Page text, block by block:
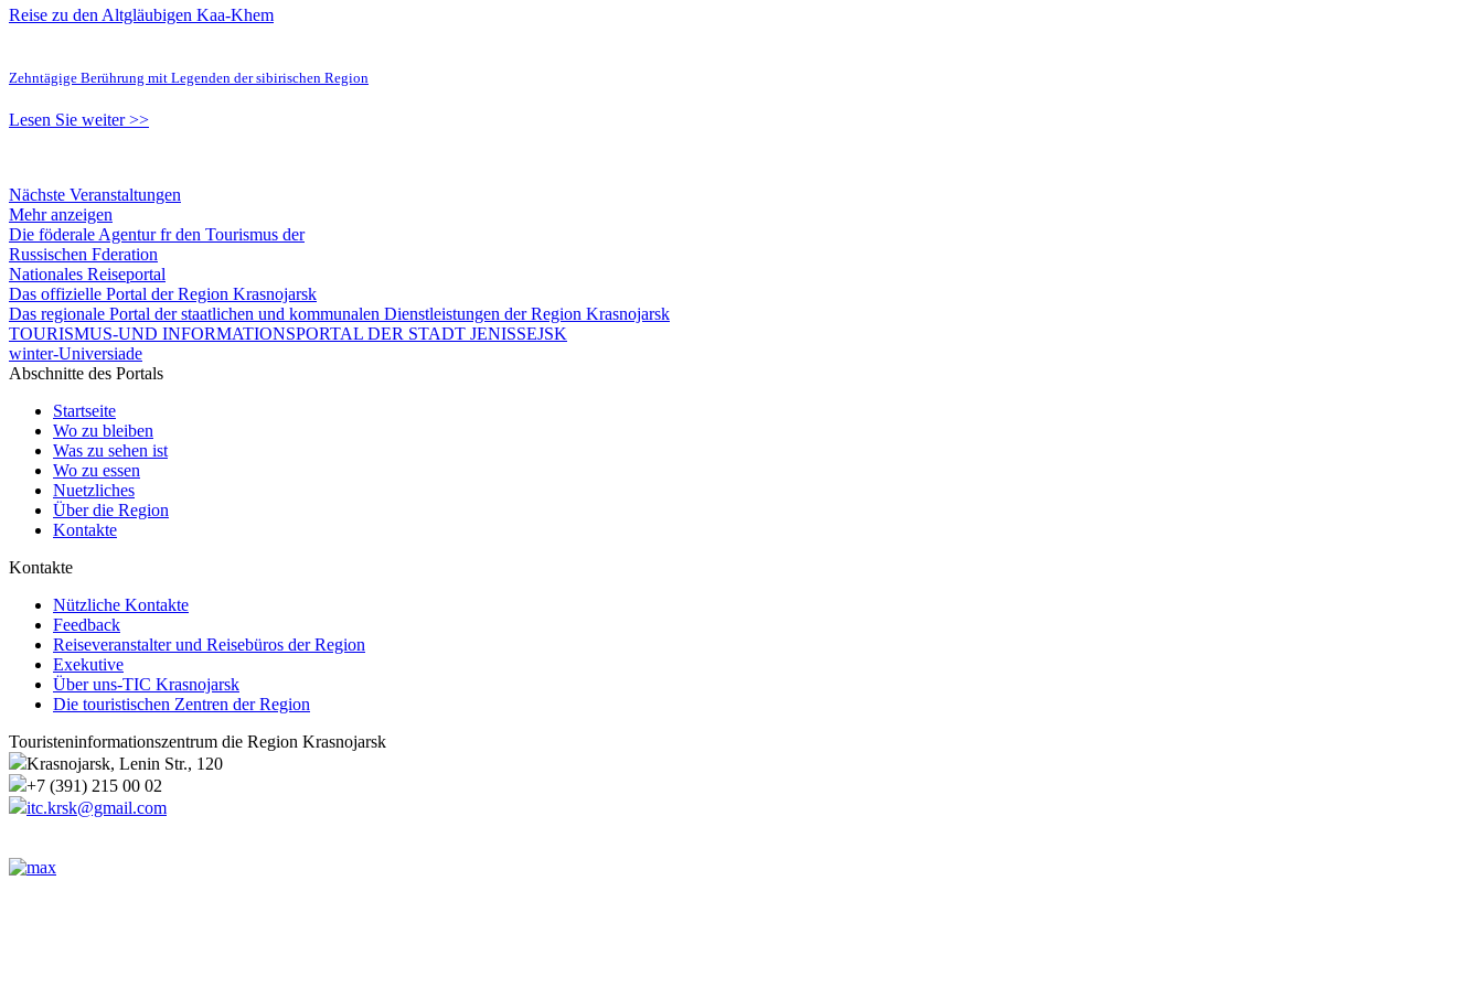
Reise zu den Altgläubigen Kaa-Khem
Zehntägige Berührung mit Legenden der sibirischen Region
Lesen Sie weiter >>
Nächste Veranstaltungen
Mehr anzeigen
Die föderale Agentur fr den Tourismus der
Russischen Fderation
Nationales Reiseportal
Das offizielle Portal der Region Krasnojarsk
Das regionale Portal der staatlichen und kommunalen Dienstleistungen der Region Krasnojarsk
TOURISMUS-UND INFORMATIONSPORTAL DER STADT JENISSEJSK
winter-Universiade
Abschnitte des Portals
Startseite
Wo zu bleiben
Was zu sehen ist
Wo zu essen
Nuetzliches
Über die Region
Kontakte
Kontakte
Nützliche Kontakte
Feedback
Reiseveranstalter und Reisebüros der Region
Exekutive
Über uns-TIC Krasnojarsk
Die touristischen Zentren der Region
Touristeninformationszentrum die Region Krasnojarsk
Krasnojarsk, Lenin Str., 120
+7 (391) 215 00 02
itc.krsk@gmail.com